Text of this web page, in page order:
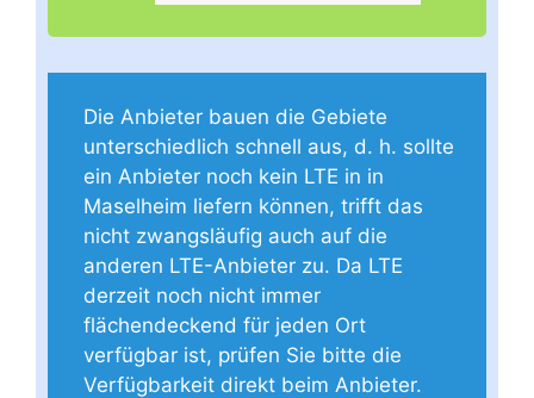
Die Anbieter bauen die Gebiete
unterschiedlich schnell aus, d. h. sollte
ein Anbieter noch kein LTE in in
Maselheim liefern können, trifft das
nicht zwangsläufig auch auf die
anderen LTE-Anbieter zu. Da LTE
derzeit noch nicht immer
flächendeckend für jeden Ort
verfügbar ist, prüfen Sie bitte die
Verfügbarkeit direkt beim Anbieter.